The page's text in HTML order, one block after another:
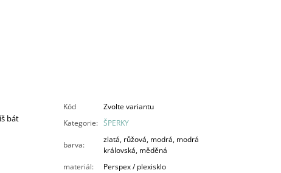
bát
Kód
Zvolte variantu
Kategorie: ŠPERKY
barva:
zlatá, růžová, modrá, modrá
královská, měděná
materiál: Perspex / plexisklo